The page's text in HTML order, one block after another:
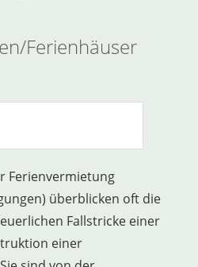
Ferienhäuser
Ferienvermietung
überblicken oft die
Fallstricke einer
einer